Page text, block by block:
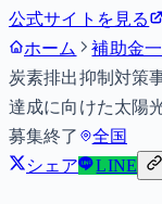
公式サイトを見る
ホーム
補助金
炭素排出抑制対策
達成に向けた太陽
募集終了
全国
シェア
LINE